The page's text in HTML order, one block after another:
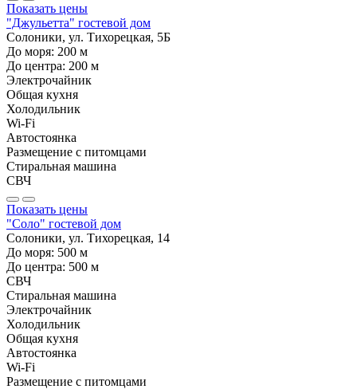
Показать цены
"Джульетта" гостевой дом
Солоники, ул. Тихорецкая, 5Б
До моря: 200 м
До центра: 200 м
Электрочайник
Общая кухня
Холодильник
Wi-Fi
Автостоянка
Размещение с питомцами
Стиральная машина
СВЧ
Показать цены
"Соло" гостевой дом
Солоники, ул. Тихорецкая, 14
До моря: 500 м
До центра: 500 м
СВЧ
Стиральная машина
Электрочайник
Холодильник
Общая кухня
Автостоянка
Wi-Fi
Размещение с питомцами